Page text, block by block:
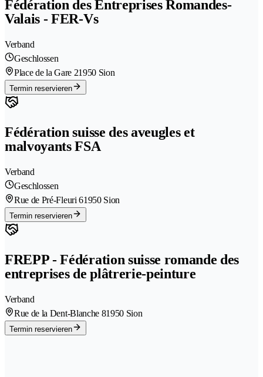
Fédération des Entreprises Romandes-
Valais - FER-Vs
Verband
Geschlossen
Place de la Gare 21950 Sion
Termin reservieren
Fédération suisse des aveugles et
malvoyants FSA
Verband
Geschlossen
Rue de Pré-Fleuri 61950 Sion
Termin reservieren
FREPP - Fédération suisse romande des
entreprises de plâtrerie-peinture
Verband
Rue de la Dent-Blanche 81950 Sion
Termin reservieren